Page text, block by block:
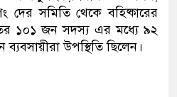
সমিতি থেকে বহিষ্কারের
১০১ জন সদস্য এর মধ্যে ৯২
উপস্থিতি ছিলেন।